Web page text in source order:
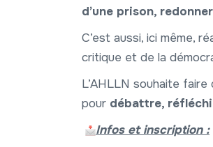
d’une prison,
C’est aussi, ici même,
critique et de la
L’AHLLN souhaite
pour débattre,
Infos et inscription :